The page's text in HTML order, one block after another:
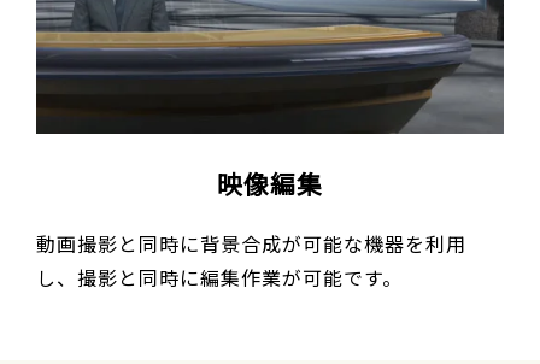
映像編集
動画撮影と同時に背景合成が可能な機器を利用
し、撮影と同時に編集作業が可能です。